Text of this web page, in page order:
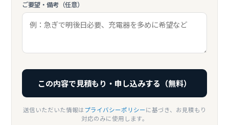
ご要望・備考（任意）
この内容で見積もり・申し込みする（無料）
送信いただいた情報は プライバシーポリシーに基づき、お見積もり
対応のみに使用します。